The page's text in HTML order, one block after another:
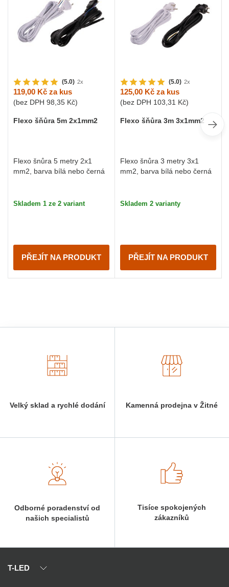
(5.0) 2x
119,00 Kč za kus
(bez DPH 98,35 Kč)
Flexo šňůra 5m 2x1mm2
Flexo šnůra 5 metry 2x1
mm2, barva bílá nebo černá
Skladem 1 ze 2 variant
PŘEJÍT NA PRODUKT
(5.0) 2x
125,00 Kč za kus
(bez DPH 103,31 Kč)
Flexo šňůra 3m 3x1mm2
Flexo šnůra 3 metry 3x1
mm2, barva bílá nebo černá
Skladem 2 varianty
PŘEJÍT NA PRODUKT
Velký sklad a rychlé dodání Kamenná prodejna v Žitné
Odborné poradenství od
našich specialistů
Tisíce spokojených
zákazníků
T-LED